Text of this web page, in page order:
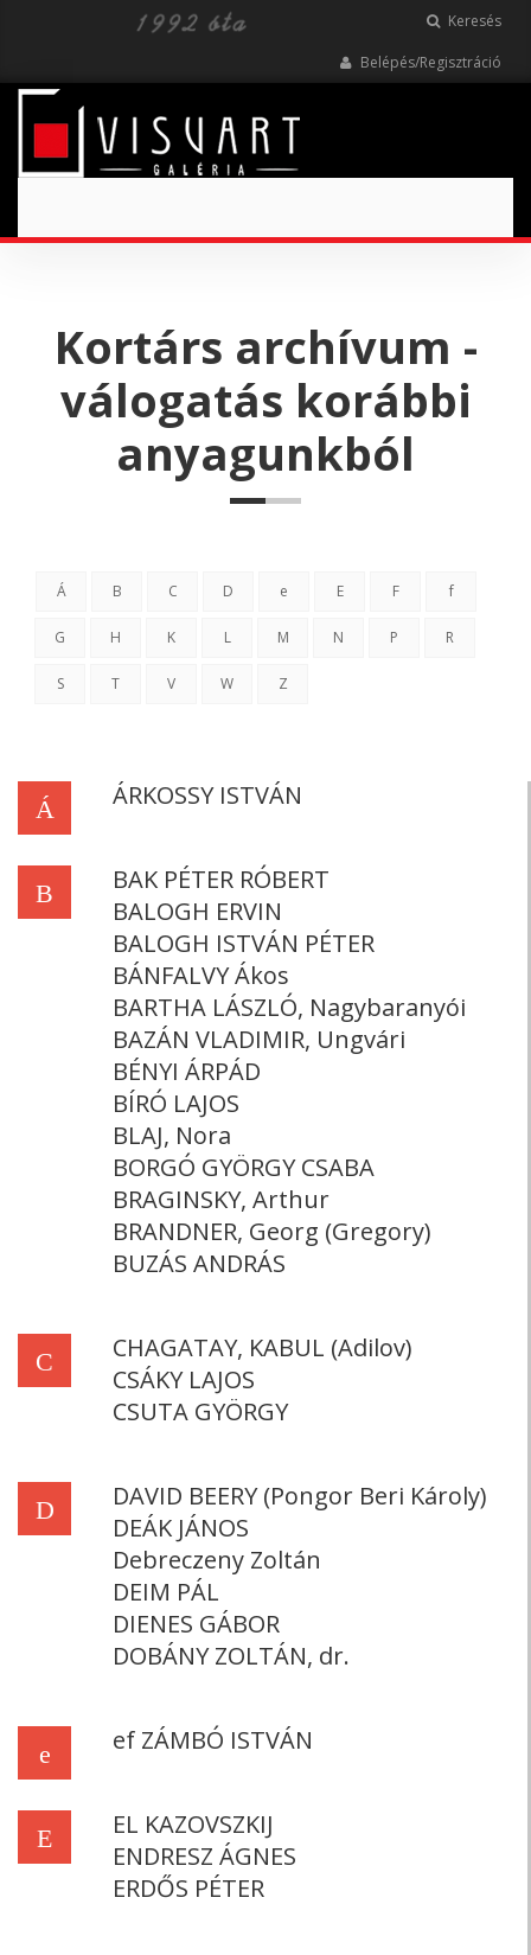
Keresés
Belépés/Regisztráció
Kortárs archívum -
válogatás korábbi
anyagunkból
Á B C D e E F f
G H K L M N P R
S T V W Z
Á ÁRKOSSY ISTVÁN
B
BAK PÉTER RÓBERT
BALOGH ERVIN
BALOGH ISTVÁN PÉTER
BÁNFALVY Ákos
BARTHA LÁSZLÓ, Nagybaranyói
BAZÁN VLADIMIR, Ungvári
BÉNYI ÁRPÁD
BÍRÓ LAJOS
BLAJ, Nora
BORGÓ GYÖRGY CSABA
BRAGINSKY, Arthur
BRANDNER, Georg (Gregory)
BUZÁS ANDRÁS
C
CHAGATAY, KABUL (Adilov)
CSÁKY LAJOS
CSUTA GYÖRGY
D
DAVID BEERY (Pongor Beri Károly)
DEÁK JÁNOS
Debreczeny Zoltán
DEIM PÁL
DIENES GÁBOR
DOBÁNY ZOLTÁN, dr.
e ef ZÁMBÓ ISTVÁN
E
EL KAZOVSZKIJ
ENDRESZ ÁGNES
ERDŐS PÉTER